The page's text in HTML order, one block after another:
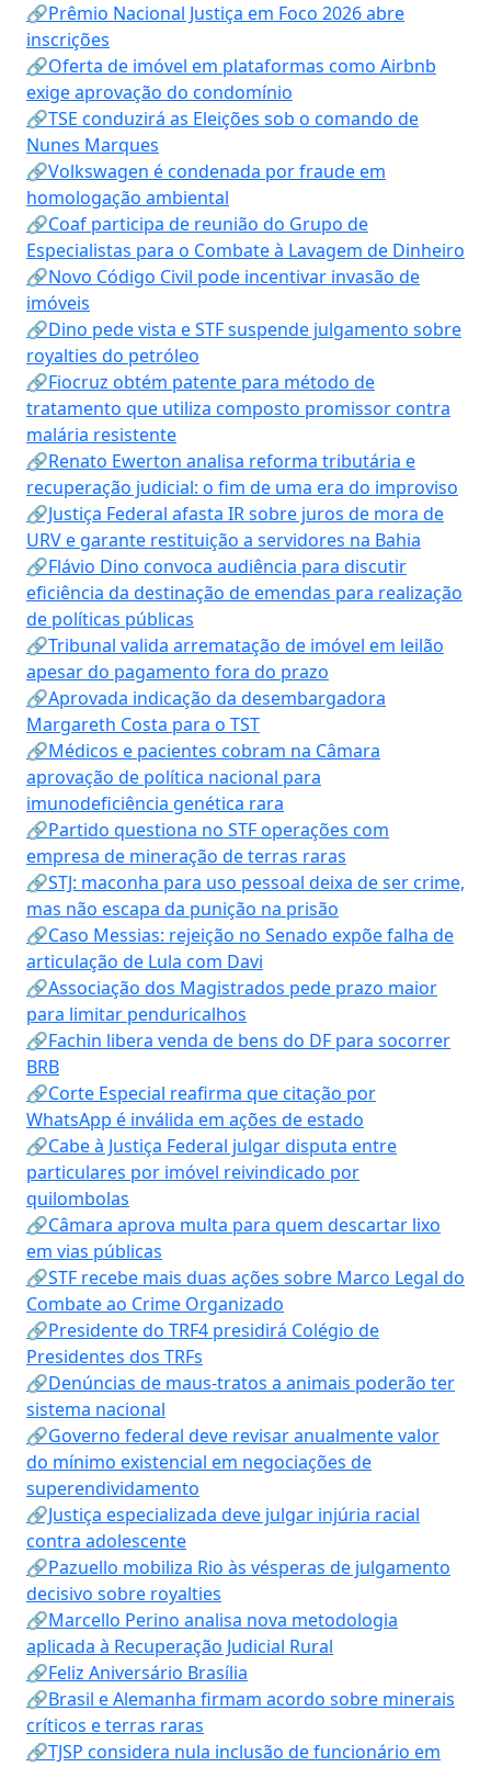
🔗Prêmio Nacional Justiça em Foco 2026 abre
inscrições
🔗Oferta de imóvel em plataformas como Airbnb
exige aprovação do condomínio
🔗TSE conduzirá as Eleições sob o comando de
Nunes Marques
🔗Volkswagen é condenada por fraude em
homologação ambiental
🔗Coaf participa de reunião do Grupo de
Especialistas para o Combate à Lavagem de Dinheiro
🔗Novo Código Civil pode incentivar invasão de
imóveis
🔗Dino pede vista e STF suspende julgamento sobre
royalties do petróleo
🔗Fiocruz obtém patente para método de
tratamento que utiliza composto promissor contra
malária resistente
🔗Renato Ewerton analisa reforma tributária e
recuperação judicial: o fim de uma era do improviso
🔗Justiça Federal afasta IR sobre juros de mora de
URV e garante restituição a servidores na Bahia
🔗Flávio Dino convoca audiência para discutir
eficiência da destinação de emendas para realização
de políticas públicas
🔗Tribunal valida arrematação de imóvel em leilão
apesar do pagamento fora do prazo
🔗Aprovada indicação da desembargadora
Margareth Costa para o TST
🔗Médicos e pacientes cobram na Câmara
aprovação de política nacional para
imunodeficiência genética rara
🔗Partido questiona no STF operações com
empresa de mineração de terras raras
🔗STJ: maconha para uso pessoal deixa de ser crime,
mas não escapa da punição na prisão
🔗Caso Messias: rejeição no Senado expõe falha de
articulação de Lula com Davi
🔗Associação dos Magistrados pede prazo maior
para limitar penduricalhos
🔗Fachin libera venda de bens do DF para socorrer
BRB
🔗Corte Especial reafirma que citação por
WhatsApp é inválida em ações de estado
🔗Cabe à Justiça Federal julgar disputa entre
particulares por imóvel reivindicado por
quilombolas
🔗Câmara aprova multa para quem descartar lixo
em vias públicas
🔗STF recebe mais duas ações sobre Marco Legal do
Combate ao Crime Organizado
🔗Presidente do TRF4 presidirá Colégio de
Presidentes dos TRFs
🔗Denúncias de maus-tratos a animais poderão ter
sistema nacional
🔗Governo federal deve revisar anualmente valor
do mínimo existencial em negociações de
superendividamento
🔗Justiça especializada deve julgar injúria racial
contra adolescente
🔗Pazuello mobiliza Rio às vésperas de julgamento
decisivo sobre royalties
🔗Marcello Perino analisa nova metodologia
aplicada à Recuperação Judicial Rural
🔗Feliz Aniversário Brasília
🔗Brasil e Alemanha firmam acordo sobre minerais
críticos e terras raras
🔗TJSP considera nula inclusão de funcionário em